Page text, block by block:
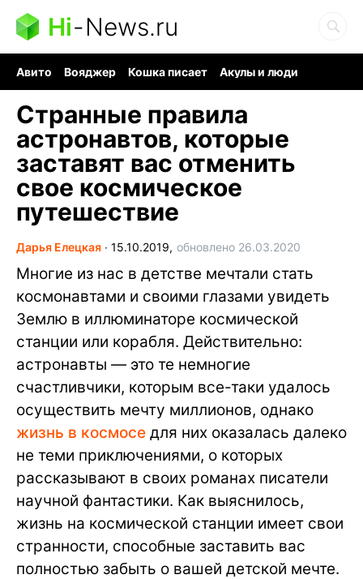
Hi-News.ru
Авито Вояджер Кошка писает
Акулы и люди
Странные правила
астронавтов, которые
заставят вас отменить
свое космическое
путешествие
Дарья Елецкая ∙ 15.10.2019, обновлено 26.03.2020
Многие из нас в детстве мечтали стать
космонавтами и своими глазами увидеть
Землю в иллюминаторе космической
станции или корабля. Действительно:
астронавты — это те немногие
счастливчики, которым все-таки удалось
осуществить мечту миллионов, однако
жизнь в космосе для них оказалась далеко
не теми приключениями, о которых
рассказывают в своих романах писатели
научной фантастики. Как выяснилось,
жизнь на космической станции имеет свои
странности, способные заставить вас
полностью забыть о вашей детской мечте.